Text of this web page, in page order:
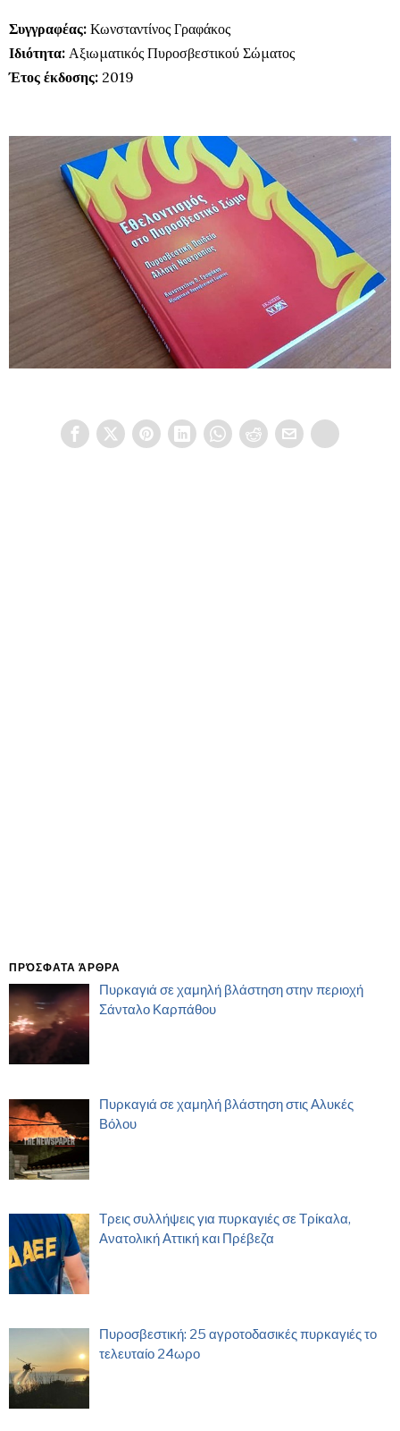
Συγγραφέας: Κωνσταντίνος Γραφάκος
Ιδιότητα: Αξιωματικός Πυροσβεστικού Σώματος
Έτος έκδοσης: 2019
ΠΡΌΣΦΑΤΑ ΆΡΘΡΑ
Πυρκαγιά σε χαμηλή βλάστηση στην περιοχή
Σάνταλο Καρπάθου
Πυρκαγιά σε χαμηλή βλάστηση στις Αλυκές
Βόλου
Τρεις συλλήψεις για πυρκαγιές σε Τρίκαλα,
Ανατολική Αττική και Πρέβεζα
Πυροσβεστική: 25 αγροτοδασικές πυρκαγιές το
τελευταίο 24ωρο